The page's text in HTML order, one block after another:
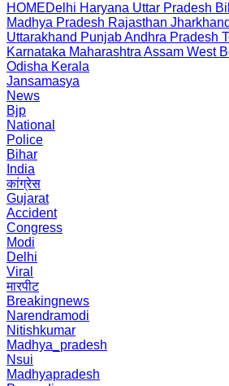
HOMEDelhi Haryana Uttar Pradesh
Madhya Pradesh Rajasthan Jharkhand
Uttarakhand PunjabAndhra Pradesh
Karnataka Maharashtra Assam West
Odisha Kerala
Jansamasya
News
Bjp
National
Police
Bihar
India
कांग्रेस
Gujarat
Accident
Congress
Modi
Delhi
Viral
मारपीट
Breakingnews
Narendramodi
Nitishkumar
Madhya_pradesh
Nsui
Madhyapradesh